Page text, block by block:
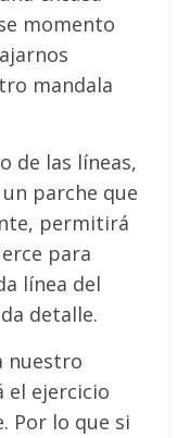
momento
mandala
de las líneas,
parche que
permitirá
para
línea del
detalle.
nuestro
el ejercicio
Por lo que si